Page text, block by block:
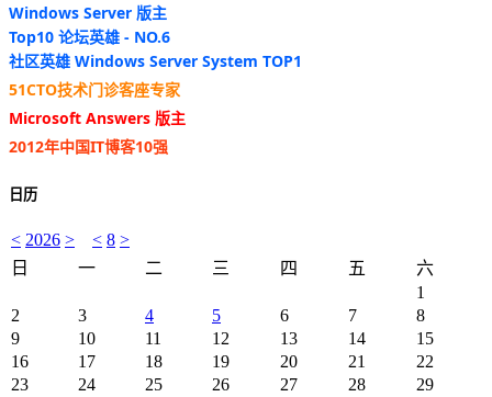
Windows Server 版主
Top10 论坛英雄 - NO.6
社区英雄 Windows Server System TOP1
51CTO技术门诊客座专家
Microsoft Answers 版主
2012年中国IT博客10强
日历
< 2026 > < 8 >
日
一 二 三 四 五
六
1
2
3 4 5 6 7
8
9
10 11 12 13 14
15
16
17 18 19 20 21
22
23
24 25 26 27 28
29